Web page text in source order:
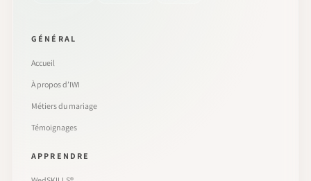
GÉNÉRAL
Accueil
À propos d’IWI
Métiers du mariage
Témoignages
APPRENDRE